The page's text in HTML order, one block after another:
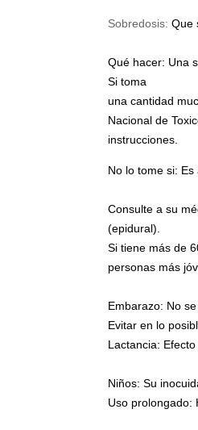
Sobredosis: Que
Qué hacer: Una
Si toma
una cantidad
Nacional de
instrucciones.
No lo tome si: Es
Consulte a su
(epidural).
Si tiene más de
personas más
Embarazo: No
Evitar en lo
Lactancia: Efecto
Niños: Su
Uso prolongado: